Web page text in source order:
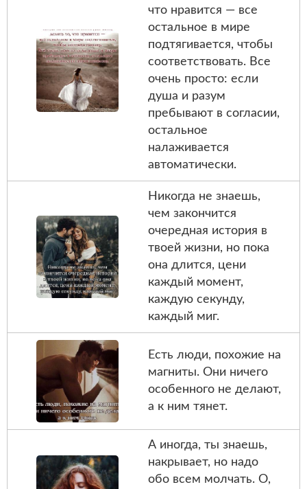
что нравится — все
остальное в мире
подтягивается, чтобы
соответствовать. Все
очень просто: если
душа и разум
пребывают в согласии,
остальное
налаживается
автоматически.
Никогда не знаешь,
чем закончится
очередная история в
твоей жизни, но пока
она длится, цени
каждый момент,
каждую секунду,
каждый миг.
Есть люди, похожие на
магниты. Они ничего
особенного не делают,
а к ним тянет.
А иногда, ты знаешь,
накрывает, но надо
обо всем молчать. О,